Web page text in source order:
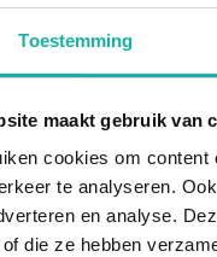
Toestemming
maakt gebruik van
cookies om
te analyseren.
en analyse.
die ze hebben
homocysteïne
kan ontstaan